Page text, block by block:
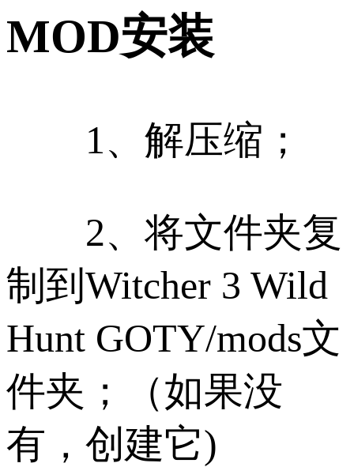
MOD安装
1、解压缩；
2、将文件夹复
制到Witcher 3 Wild
Hunt GOTY/mods文
件夹；（如果没
有，创建它)